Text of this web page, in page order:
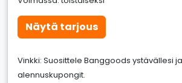
Näytä tarjous
Vinkki: Suosittele Banggoods ystävällesi
alennuskupongit.